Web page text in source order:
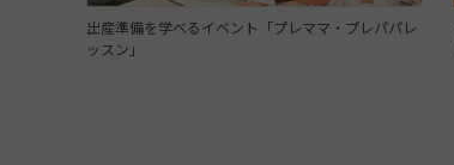
出産準備を学べるイベント「プレママ・プレパパレ
ッスン」